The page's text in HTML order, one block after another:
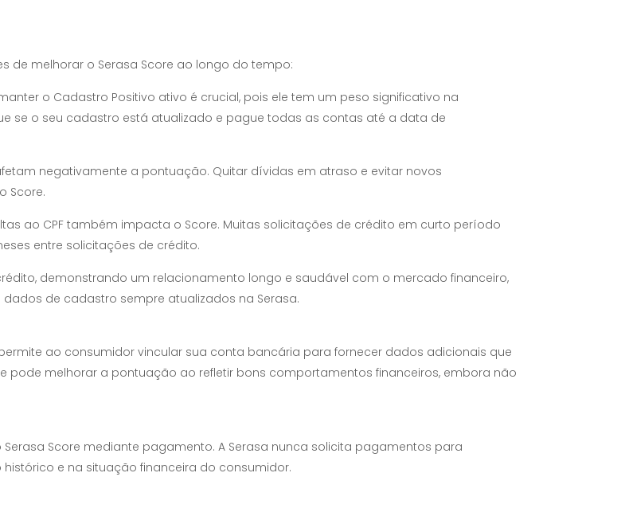
de melhorar o Serasa Score ao longo do tempo:
o Cadastro Positivo ativo é crucial, pois ele tem um peso significativo na
se o seu cadastro está atualizado e pague todas as contas até a data de
negativamente a pontuação. Quitar dívidas em atraso e evitar novos
Score.
ao CPF também impacta o Score. Muitas solicitações de crédito em curto período
entre solicitações de crédito.
demonstrando um relacionamento longo e saudável com o mercado financeiro,
de cadastro sempre atualizados na Serasa.
ao consumidor vincular sua conta bancária para fornecer dados adicionais que
pode melhorar a pontuação ao refletir bons comportamentos financeiros, embora não
Score mediante pagamento. A Serasa nunca solicita pagamentos para
e na situação financeira do consumidor.